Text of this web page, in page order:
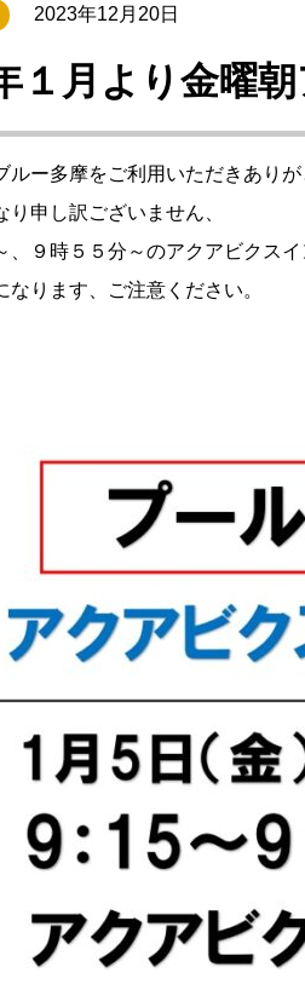
2023年12月20日
１月より金曜
ルー多摩をご利用いただきありが
り申し訳ございません、
、９時５５分～のアクアビクス
なります、ご注意ください。